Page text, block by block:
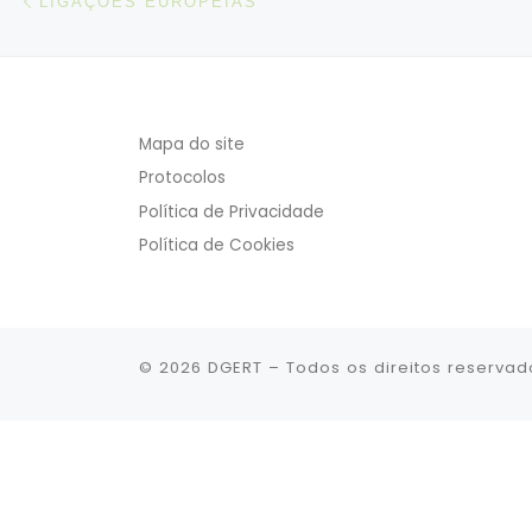
Mapa do site
Protocolos
Política de Privacidade
Política de Cookies
© 2026 DGERT – Todos os direitos